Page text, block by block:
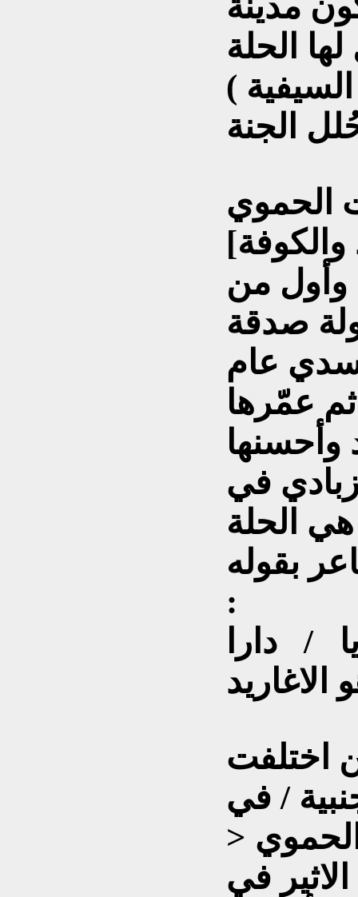
الحلة
( السيفية ) يمدنها رجل من بني أسد
[هي مدينة كبيرة بين بغداد والكوفة
وأول من
صدقة
عام
عمّرها
] أكد
في
الحلة
بقوله
:
/ دارا
الاغاريد
اختلفت
/ في
<
في